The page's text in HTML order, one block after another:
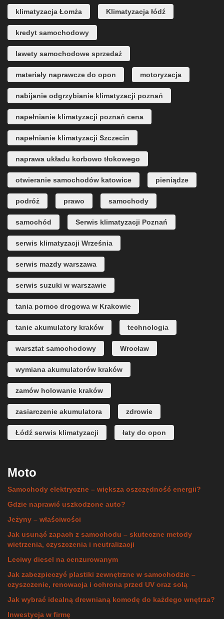
klimatyzacja Łomża Klimatyzacja łódź
kredyt samochodowy
lawety samochodowe sprzedaż
materiały naprawcze do opon motoryzacja
nabijanie odgrzybianie klimatyzacji poznań
napełnianie klimatyzacji poznań cena
napełnianie klimatyzacji Szczecin
naprawa układu korbowo tłokowego
otwieranie samochodów katowice pieniądze
podróż prawo samochody
samochód Serwis klimatyzacji Poznań
serwis klimatyzacji Września
serwis mazdy warszawa
serwis suzuki w warszawie
tania pomoc drogowa w Krakowie
tanie akumulatory kraków technologia
warsztat samochodowy Wrocław
wymiana akumulatorów kraków
zamów holowanie kraków
zasiarczenie akumulatora zdrowie
Łódź serwis klimatyzacji łaty do opon
Moto
Samochody elektryczne – większa oszczędność energii?
Gdzie naprawić uszkodzone auto?
Jeżyny – właściwości
Jak usunąć zapach z samochodu – skuteczne metody
wietrzenia, czyszczenia i neutralizacji
Leciwy diesel na cenzurowanym
Jak zabezpieczyć plastiki zewnętrzne w samochodzie –
czyszczenie, renowacja i ochrona przed UV oraz solą
Jak wybrać idealną drewnianą komodę do każdego wnętrza?
Inwestycja w firmę